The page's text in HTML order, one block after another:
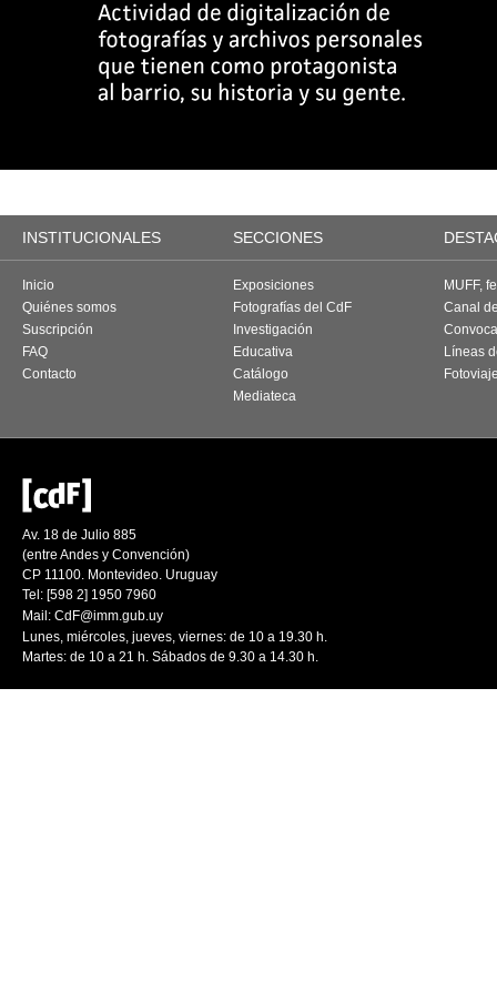
INSTITUCIONALES SECCIONES
Inicio
Quiénes somos
Suscripción
FAQ
Contacto
Exposiciones
Fotografías del CdF
Investigación
Educativa
Catálogo
Mediateca
MUFF,
Canal
Líneas
Av. 18 de Julio 885
(entre Andes y Convención)
CP 11100. Montevideo. Uruguay
Tel: [598 2] 1950 7960
Mail: CdF@imm.gub.uy
Lunes, miércoles, jueves, viernes: de 10 a 19.30 h.
Martes: de 10 a 21 h. Sábados de 9.30 a 14.30 h.